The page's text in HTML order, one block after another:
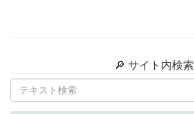
🔎 サイト内検索